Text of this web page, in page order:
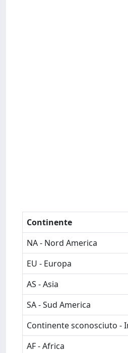
Continente
NA - Nord America
EU - Europa
AS - Asia
SA - Sud America
Continente sconosciuto -
AF - Africa